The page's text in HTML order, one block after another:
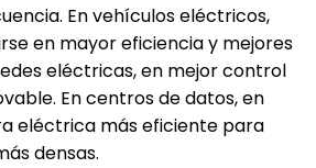
En vehículos eléctricos,
en mayor eficiencia y mejores
eléctricas, en mejor control
En centros de datos, en
eléctrica más eficiente para
densas.